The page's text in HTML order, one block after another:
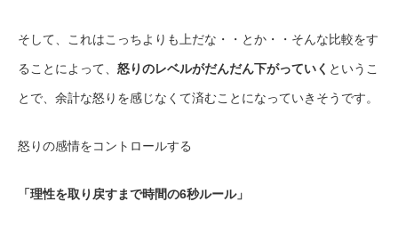
そして、これはこっちよりも上だな・・とか・・そんな比較をす
ることによって、 怒りのレベルがだんだん下がっていく というこ
とで、余計な怒りを感じなくて済むことになっていきそうです。
怒りの感情をコントロールする
「理性を取り戻すまで時間の6秒ルール」